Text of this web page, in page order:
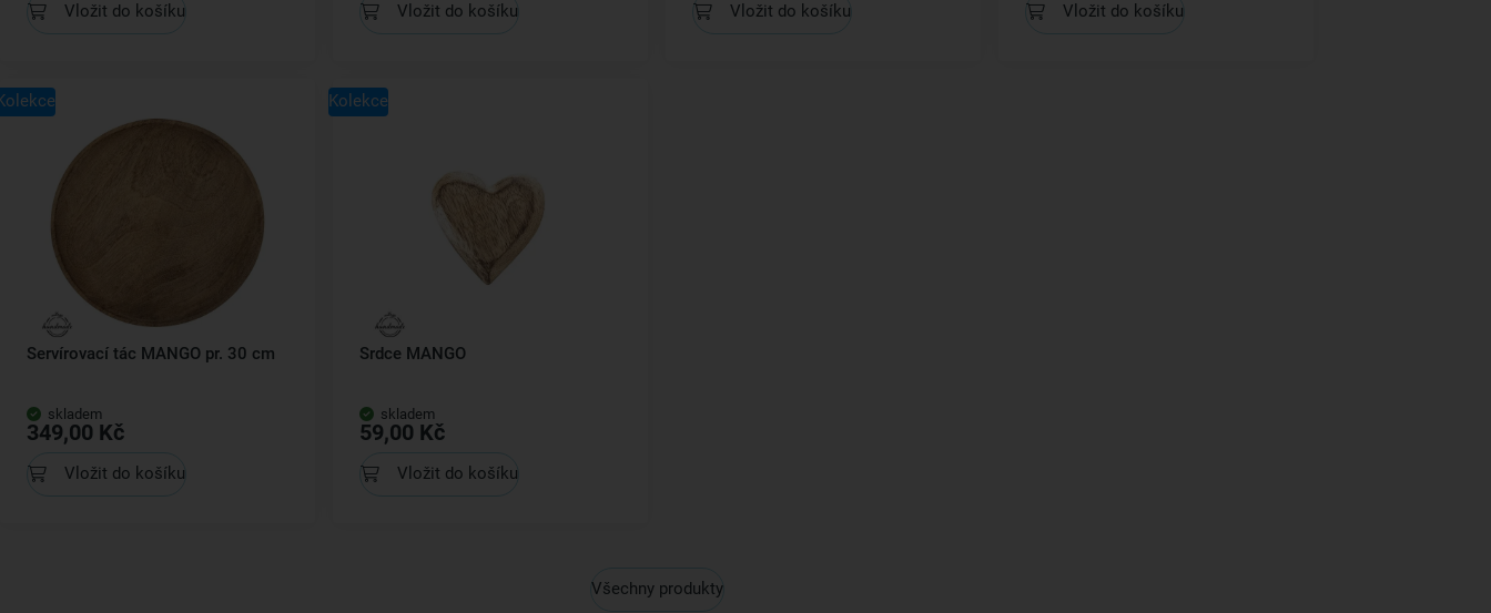
Vložit do košíku Vložit do košíku Vložit do košíku Vložit do košíku
Servírovací tác MANGO pr. 30 cm
skladem
349,00 Kč
Vložit do košíku
Kolekce
Srdce MANGO
skladem
59,00 Kč
Vložit do košíku
Všechny produkty